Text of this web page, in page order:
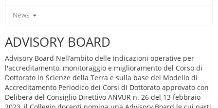
News
ADVISORY BOARD
Advisory Board Nell’ambito delle indicazioni operative per
l'accreditamento, monitoraggio e miglioramento del Corso di
Dottorato in Scienze della Terra e sulla base del Modello di
Accreditamento Periodico dei Corsi di Dottorato approvato con
Delibera del Consiglio Direttivo ANVUR n. 26 del 13 febbraio